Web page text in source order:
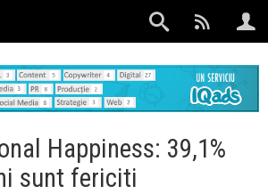
Happiness: 39,1%
sunt fericiti